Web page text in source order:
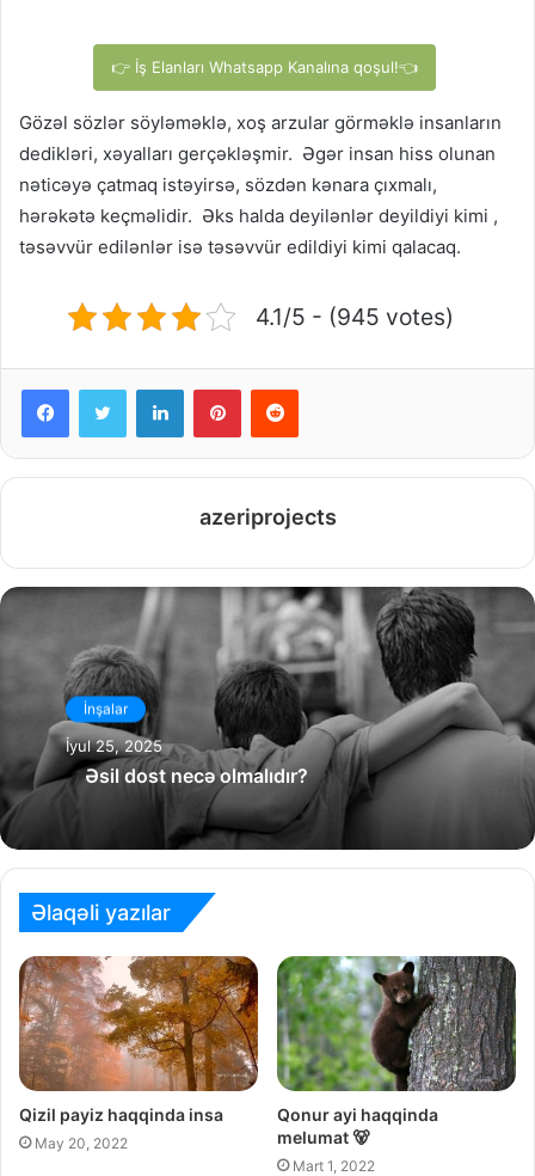
👉 İş Elanları Whatsapp Kanalına qoşul!👈
Gözəl sözlər söyləməklə, xoş arzular görməklə insanların
dedikləri, xəyalları gerçəkləşmir. Əgər insan hiss olunan
nəticəyə çatmaq istəyirsə, sözdən kənara çıxmalı,
hərəkətə keçməlidir. Əks halda deyilənlər deyildiyi kimi ,
təsəvvür edilənlər isə təsəvvür edildiyi kimi qalacaq.
4.1/5 - (945 votes)
FacebookTwitter LinkedInPinterestReddit
azeriprojects
İnşalar
İyul 25, 2025
Əsil dost necə olmalıdır?
Əlaqəli yazılar
Qizil payiz haqqinda insa
May 20, 2022
Qonur ayi haqqinda
melumat 🐻
Mart 1, 2022